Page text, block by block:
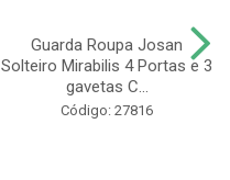
Guarda Roupa Josan
Solteiro Mirabilis 4 Portas e 3
gavetas C...
Código: 27816